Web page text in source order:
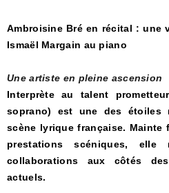
Ambroisine Bré en récital : une
Ismaël Margain au piano
Une artiste en pleine ascension
Interprète au talent
soprano) est une des étoiles
scène lyrique française. Mainte
prestations scéniques,
collaborations aux côtés
actuels.